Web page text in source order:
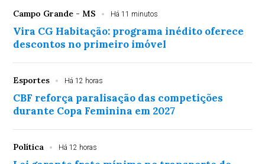
Campo Grande - MS Há 11 minutos
Vira CG Habitação: programa inédito oferece
descontos no primeiro imóvel
Esportes Há 12 horas
CBF reforça paralisação das competições
durante Copa Feminina em 2027
Política Há 12 horas